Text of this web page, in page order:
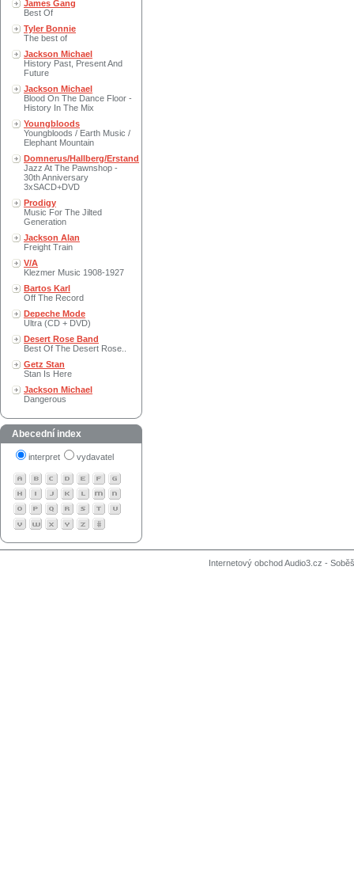
James Gang
Best Of
Tyler Bonnie
The best of
Jackson Michael
History Past, Present And
Future
Jackson Michael
Blood On The Dance Floor -
History In The Mix
Youngbloods
Youngbloods / Earth Music /
Elephant Mountain
Domnerus/Hallberg/Erstand
Jazz At The Pawnshop -
30th Anniversary
3xSACD+DVD
Prodigy
Music For The Jilted
Generation
Jackson Alan
Freight Train
V/A
Klezmer Music 1908-1927
Bartos Karl
Off The Record
Depeche Mode
Ultra (CD + DVD)
Desert Rose Band
Best Of The Desert Rose..
Getz Stan
Stan Is Here
Jackson Michael
Dangerous
Abecední index
interpret vydavatel
Internetový obchod Audio3.cz -